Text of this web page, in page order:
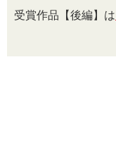
受賞作品【後編】は